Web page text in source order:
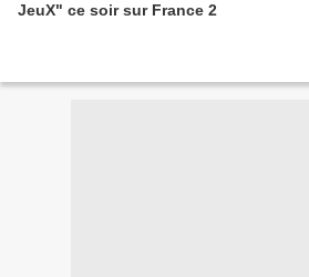
JeuX" ce soir sur France 2